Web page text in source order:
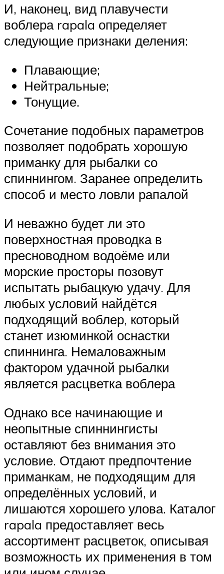
И, наконец, вид плавучести
воблера rapala определяет
следующие признаки деления:
Плавающие;
Нейтральные;
Тонущие.
Сочетание подобных параметров
позволяет подобрать хорошую
приманку для рыбалки со
спиннингом. Заранее определить
способ и место ловли рапалой
И неважно будет ли это
поверхностная проводка в
пресноводном водоёме или
морские просторы позовут
испытать рыбацкую удачу. Для
любых условий найдётся
подходящий воблер, который
станет изюминкой оснастки
спиннинга. Немаловажным
фактором удачной рыбалки
является расцветка воблера
Однако все начинающие и
неопытные спиннингисты
оставляют без внимания это
условие. Отдают предпочтение
приманкам, не подходящим для
определённых условий, и
лишаются хорошего улова. Каталог
rapala предоставляет весь
ассортимент расцветок, описывая
возможность их применения в том